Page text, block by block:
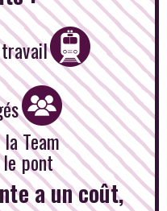
Team
pont
a un coût,